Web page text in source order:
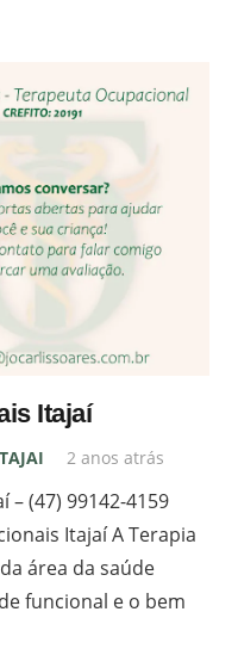
Itajaí
2 anos atrás
– (47) 99142-4159
Itajaí A Terapia
área da saúde
funcional e o bem